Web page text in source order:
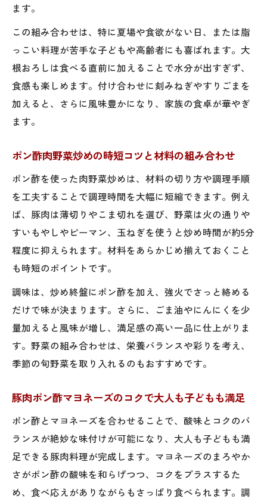
ます。
この組み合わせは、特に夏場や食欲がない日、または脂
っこい料理が苦手な子どもや高齢者にも喜ばれます。大
根おろしは食べる直前に加えることで水分が出すぎず、
食感も楽しめます。付け合わせに刻みねぎやすりごまを
加えると、さらに風味豊かになり、家族の食卓が華やぎ
ます。
ポン酢肉野菜炒めの時短コツと材料の組み合わせ
ポン酢を使った肉野菜炒めは、材料の切り方や調理手順
を工夫することで調理時間を大幅に短縮できます。例え
ば、豚肉は薄切りやこま切れを選び、野菜は火の通りや
すいもやしやピーマン、玉ねぎを使うと炒め時間が約5分
程度に抑えられます。材料をあらかじめ揃えておくこと
も時短のポイントです。
調味は、炒め終盤にポン酢を加え、強火でさっと絡める
だけで味が決まります。さらに、ごま油やにんにくを少
量加えると風味が増し、満足感の高い一品に仕上がりま
す。野菜の組み合わせは、栄養バランスや彩りを考え、
季節の旬野菜を取り入れるのもおすすめです。
豚肉ポン酢マヨネーズのコクで大人も子どもも満足
ポン酢とマヨネーズを合わせることで、酸味とコクのバ
ランスが絶妙な味付けが可能になり、大人も子どもも満
足できる豚肉料理が完成します。マヨネーズのまろやか
さがポン酢の酸味を和らげつつ、コクをプラスするた
め、食べ応えがありながらもさっぱり食べられます。調